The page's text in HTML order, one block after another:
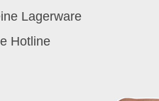
Lagerware
Hotline